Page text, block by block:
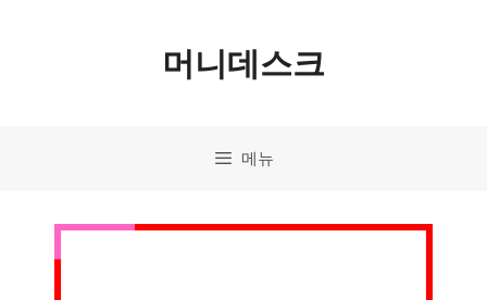
머니데스크
메뉴